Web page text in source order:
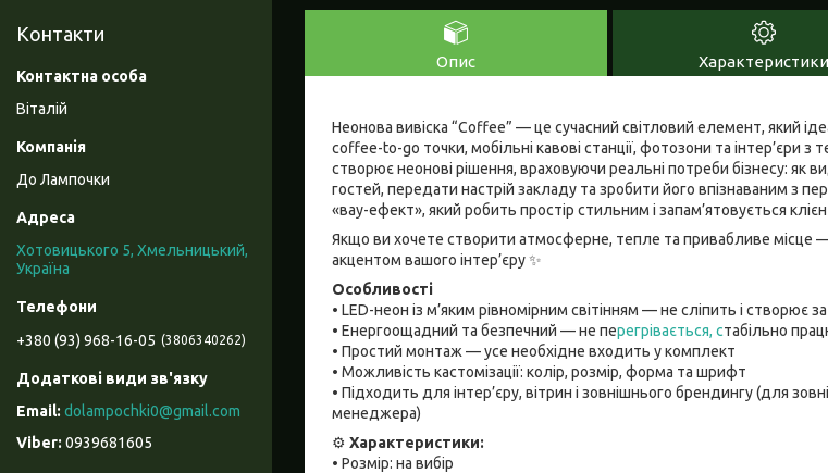
Опис Характеристики
Неонова вивіска “Coffee” — це сучасний світловий елемент, який
coffee-to-go точки, мобільні кавові станції, фотозони та інтер’єри
створює неонові рішення, враховуючи реальні потреби бізнесу: як
гостей, передати настрій закладу та зробити його впізнаваним з
«вау-ефект», який робить простір стильним і запам’ятовується
Якщо ви хочете створити атмосферне, тепле та привабливе місце
акцентом вашого інтер’єру ✨
Особливості
• LED-неон із м’яким рівномірним світінням — не сліпить і створює
• Енергоощадний та безпечний — не перегрівається, стабільно
• Простий монтаж — усе необхідне входить у комплект
• Можливість кастомізації: колір, розмір, форма та шрифт
• Підходить для інтер’єру, вітрин і зовнішнього брендингу (для
менеджера)
⚙️ Характеристики:
• Розмір: на вибір
Контакти
Віталій
До Лампочки
Хотовицького 5, Хмельницький,
Україна
+380 (93) 968-16-05 3806340262
dolampochki0@gmail.com
0939681605